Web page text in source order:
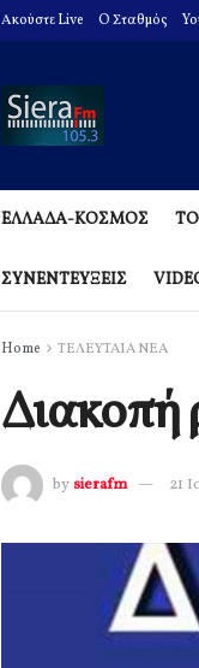
Ακούστε Live O Σταθμός
ΕΛΛΑΔΑ-ΚΟΣΜΟΣ
ΣΥΝΕΝΤΕΥΞΕΙΣ
Home ΤΕΛΕΥΤΑΙΑ ΝΕΑ
Διακοπή
by sierafm 21